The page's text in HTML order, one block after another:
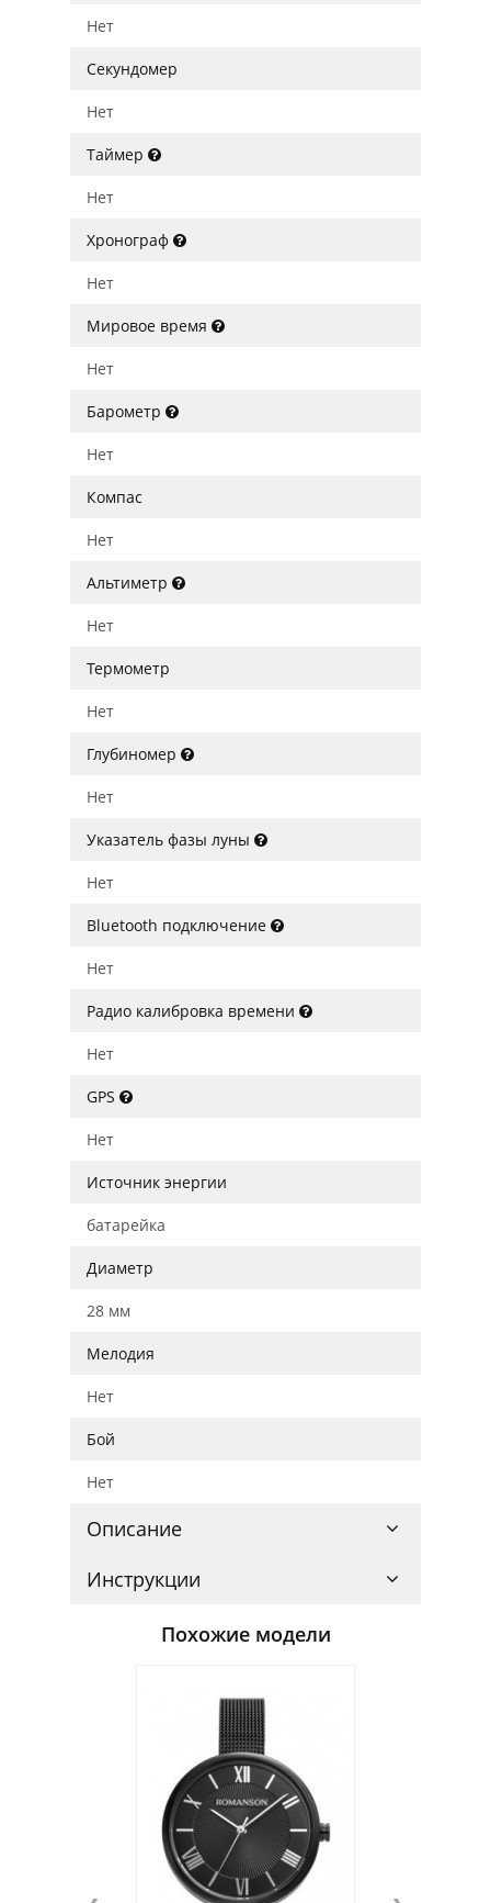
Нет
Секундомер
Нет
Таймер
Нет
Хронограф
Нет
Мировое время
Нет
Барометр
Нет
Компас
Нет
Альтиметр
Нет
Термометр
Нет
Глубиномер
Нет
Указатель фазы луны
Нет
Bluetooth подключение
Нет
Радио калибровка времени
Нет
GPS
Нет
Источник энергии
батарейка
Диаметр
28 мм
Мелодия
Нет
Бой
Нет
Описание
Инструкции
Похожие модели